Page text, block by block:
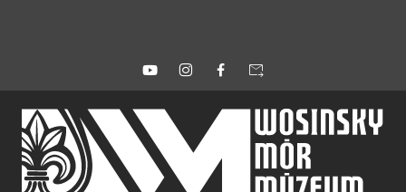
forward_to_inbox